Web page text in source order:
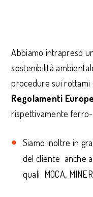
Abbiamo intrapreso
sostenibilità
procedure sui rottami
Regolamenti
rispettivamente
Siamo inoltre in
del cliente anche
quali MOCA,